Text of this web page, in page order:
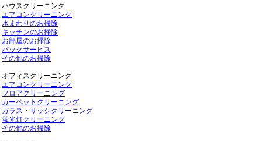
ハウスクリーニング
エアコンクリーニング
水まわりのお掃除
キッチンのお掃除
お部屋のお掃除
パックサービス
その他のお掃除
オフィスクリーニング
エアコンクリーニング
フロアクリーニング
カーペットクリーニング
ガラス・サッシクリーニング
蛍光灯クリーニング
その他のお掃除